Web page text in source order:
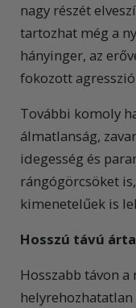
nagy részét
tartozhat még a
hányinger, az
fokozott
További komoly
álmatlanság,
idegesség és
rángógörcsöket
kimenetelűek is
Hosszú távú
Hosszabb távon a